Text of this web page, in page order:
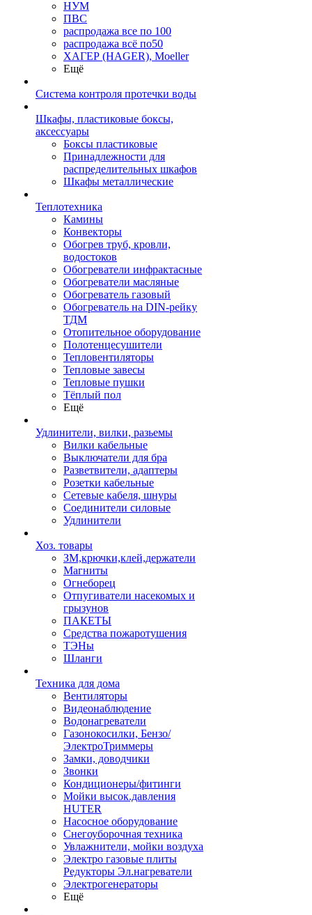
НУМ
ПВС
распродажа все по 100
распродажа всё по50
ХАГЕР (HAGER), Moeller
Ещё
Система контроля протечки воды
Шкафы, пластиковые боксы,
аксессуары
Боксы пластиковые
Принадлежности для
распределительных шкафов
Шкафы металлические
Теплотехника
Камины
Конвекторы
Обогрев труб, кровли,
водостоков
Обогреватели инфрактасные
Обогреватели масляные
Обогреватель газовый
Обогреватель на DIN-рейку
ТДМ
Отопительное оборудование
Полотенцесушители
Тепловентиляторы
Тепловые завесы
Тепловые пушки
Тёплый пол
Ещё
Удлинители, вилки, разьемы
Вилки кабельные
Выключатели для бра
Разветвители, адаптеры
Розетки кабельные
Сетевые кабеля, шнуры
Соединители силовые
Удлинители
Хоз. товары
ЗМ,крючки,клей,держатели
Магниты
Огнеборец
Отпугиватели насекомых и
грызунов
ПАКЕТЫ
Средства пожаротушения
ТЭНы
Шланги
Техника для дома
Вентиляторы
Видеонаблюдение
Водонагреватели
Газонокосилки, Бензо/
ЭлектроТриммеры
Замки, доводчики
Звонки
Кондиционеры/фитинги
Мойки высок.давления
HUTER
Насосное оборудование
Снегоуборочная техника
Увлажнители, мойки воздуха
Электро газовые плиты
Редукторы Эл.нагреватели
Электрогенераторы
Ещё